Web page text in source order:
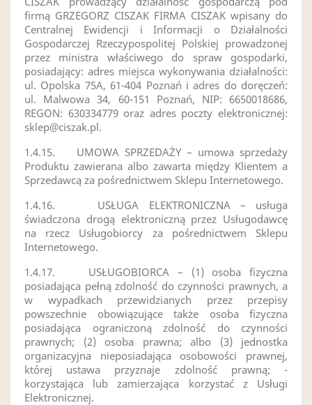
firmą GRZEGORZ CISZAK FIRMA CISZAK wpisany do
Centralnej Ewidencji i Informacji o Działalności
Gospodarczej Rzeczypospolitej Polskiej prowadzonej
przez ministra właściwego do spraw gospodarki,
posiadający: adres miejsca wykonywania działalności:
ul. Opolska 75A, 61-404 Poznań i adres do doręczeń:
ul. Malwowa 34, 60-151 Poznań, NIP: 6650018686,
REGON: 630334779 oraz adres poczty elektronicznej:
sklep@ciszak.pl.
1.4.15.
UMOWA SPRZEDAŻY – umowa sprzedaży
Produktu zawierana albo zawarta między Klientem a
Sprzedawcą za pośrednictwem Sklepu Internetowego.
1.4.16.
USŁUGA ELEKTRONICZNA – usługa
świadczona drogą elektroniczną przez Usługodawcę
na rzecz Usługobiorcy za pośrednictwem Sklepu
Internetowego.
1.4.17.
USŁUGOBIORCA – (1) osoba fizyczna
posiadająca pełną zdolność do czynności prawnych, a
w wypadkach przewidzianych przez przepisy
powszechnie obowiązujące także osoba fizyczna
posiadająca ograniczoną zdolność do czynności
prawnych; (2) osoba prawna; albo (3) jednostka
organizacyjna nieposiadająca osobowości prawnej,
której ustawa przyznaje zdolność prawną; -
korzystająca lub zamierzająca korzystać z Usługi
Elektronicznej.